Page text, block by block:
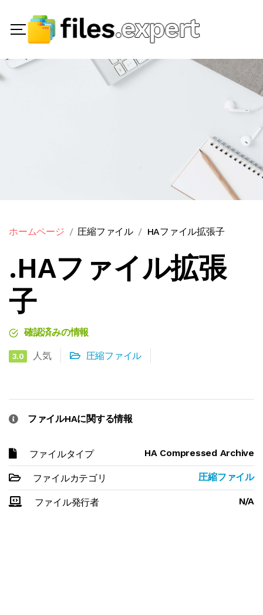
ホームページ 圧縮ファイル HAファイル拡張子
.HAファイル拡張
子
確認済みの情報
3.0 人気 圧縮ファイル
ファイルHAに関する情報
ファイルタイプ HA Compressed Archive
ファイルカテゴリ 圧縮ファイル
ファイル発行者 N/A